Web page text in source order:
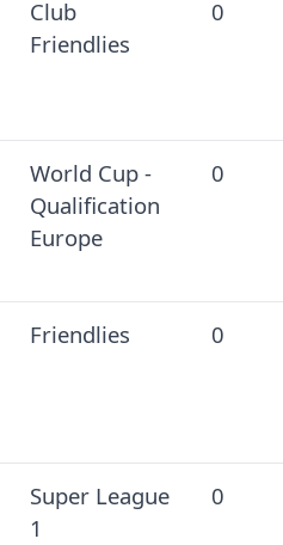
Club
Friendlies
0
World Cup -
Qualification
Europe
0
Friendlies 0
Super League
1
0